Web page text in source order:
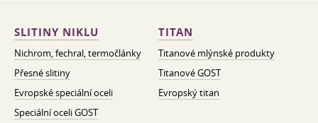
SLITINY NIKLU
Nichrom, fechral, termočlánky
Přesné slitiny
Evropské speciální oceli
Speciální oceli GOST
TITAN
Titanové mlýnské produkty
Titanové GOST
Evropský titan